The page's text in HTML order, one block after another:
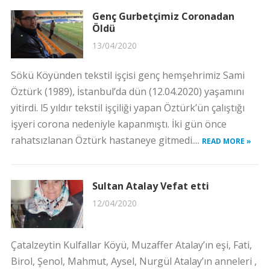
Genç Gurbetçimiz Coronadan
Öldü
13/04/2020
Sökü Köyünden tekstil işçisi genç hemşehrimiz Sami
Öztürk (1989), İstanbul’da dün (12.04.2020) yaşamını
yitirdi. l5 yıldır tekstil işçiliği yapan Öztürk’ün çalıştığı
işyeri corona nedeniyle kapanmıştı. İki gün önce
rahatsızlanan Öztürk hastaneye gitmedi.... READ MORE »
Sultan Atalay Vefat etti
12/04/2020
Çatalzeytin Kulfallar Köyü, Muzaffer Atalay’ın eşi, Fati,
Birol, Şenol, Mahmut, Aysel, Nurgül Atalay’ın anneleri ,